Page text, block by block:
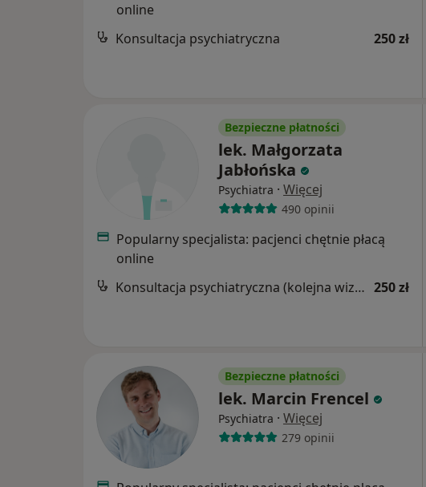
online
Konsultacja psychiatryczna
250 zł
Bezpieczne płatności
lek. Małgorzata
Jabłońska
Psychiatra · Więcej
490 opinii
Popularny specjalista: pacjenci chętnie płacą
online
Konsultacja psychiatryczna (kolejna wizyta) 250 zł
Bezpieczne płatności
lek. Marcin Frencel
Psychiatra · Więcej
279 opinii